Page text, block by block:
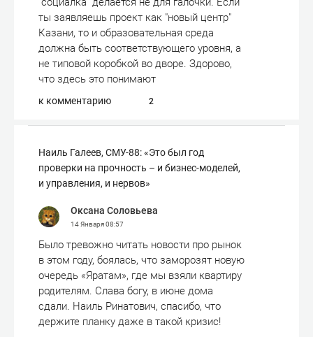
ты заявляешь проект как "новый центр"
Казани, то и образовательная среда
должна быть соответствующего уровня, а
не типовой коробкой во дворе. Здорово,
что здесь это понимают
к комментарию 2
Наиль Галеев, СМУ-88: «Это был год
проверки на прочность – и бизнес-моделей,
и управления, и нервов»
Оксана Соловьева
14 Января08:57
Было тревожно читать новости про рынок
в этом году, боялась, что заморозят новую
очередь «Яратам», где мы взяли квартиру
родителям. Слава богу, в июне дома
сдали. Наиль Ринатович, спасибо, что
держите планку даже в такой кризис!